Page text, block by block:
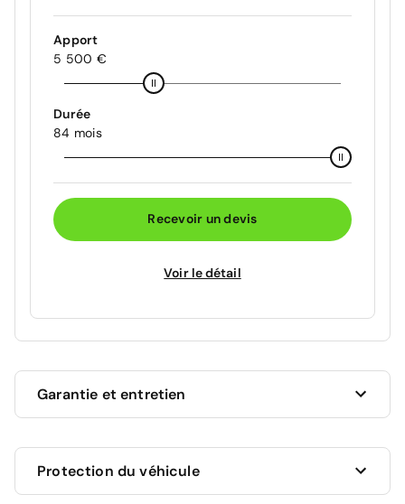
Apport
5 500 €
Durée
84 mois
Recevoir un devis
Voir le détail
Garantie et entretien
mois à compter de la date de livraison.
Protection du véhicule